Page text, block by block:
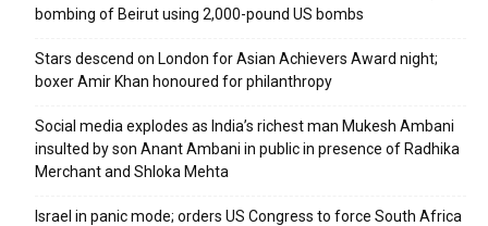
bombing of Beirut using 2,000-pound US bombs
Stars descend on London for Asian Achievers Award night;
boxer Amir Khan honoured for philanthropy
Social media explodes as India’s richest man Mukesh Ambani
insulted by son Anant Ambani in public in presence of Radhika
Merchant and Shloka Mehta
Israel in panic mode; orders US Congress to force South Africa